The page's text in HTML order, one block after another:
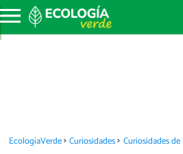
EcologíaVerde Curiosidades Curiosidades